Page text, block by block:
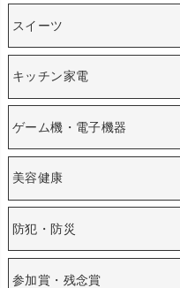
スイーツ
キッチン家電
ゲーム機・電子機器
美容健康
防犯・防災
参加賞・残念賞